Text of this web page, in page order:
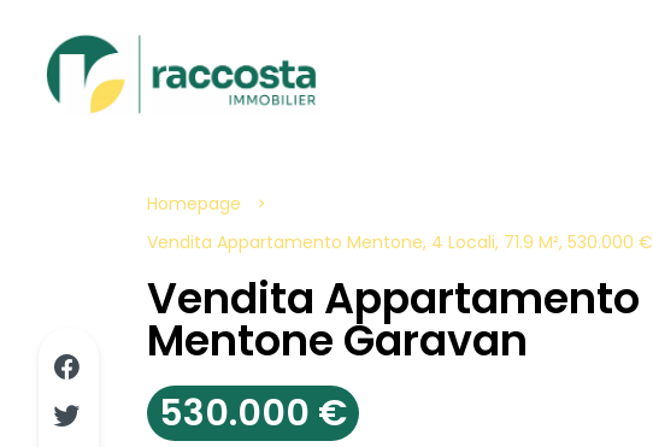
Homepage
Vendita Appartamento Mentone, 4 Locali, 71.9 M², 530.000 €
Vendita Appartamento
Mentone Garavan
530.000 €